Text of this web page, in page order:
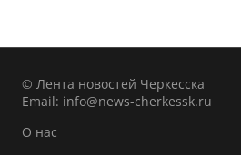
© Лента новостей Черкесска
Email: info@news-cherkessk.ru
О нас